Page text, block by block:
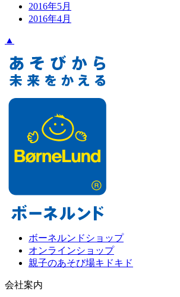
2016年5月
2016年4月
▲
ボーネルンドショップ
オンラインショップ
親子のあそび場キドキド
会社案内